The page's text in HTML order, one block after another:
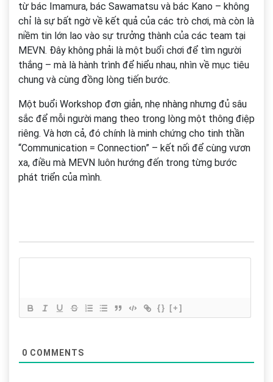
từ bác Imamura, bác Sawamatsu và bác Kano – không
chỉ là sự bất ngờ về kết quả của các trò chơi, mà còn là
niềm tin lớn lao vào sự trưởng thành của các team tại
MEVN. Đây không phải là một buổi chơi để tìm người
thắng – mà là hành trình để hiểu nhau, nhìn về mục tiêu
chung và cùng đồng lòng tiến bước.
Một buổi Workshop đơn giản, nhẹ nhàng nhưng đủ sâu
sắc để mỗi người mang theo trong lòng một thông điệp
riêng. Và hơn cả, đó chính là minh chứng cho tinh thần
“Communication = Connection” – kết nối để cùng vươn
xa, điều mà MEVN luôn hướng đến trong từng bước
phát triển của mình.
{} [+]
0 COMMENTS